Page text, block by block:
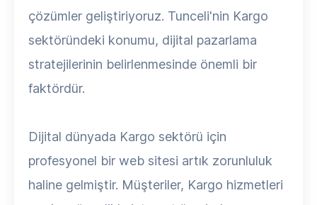
çözümler geliştiriyoruz. Tunceli'nin Kargo
sektöründeki konumu, dijital pazarlama
stratejilerinin belirlenmesinde önemli bir
faktördür.
Dijital dünyada Kargo sektörü için
profesyonel bir web sitesi artık zorunluluk
haline gelmiştir. Müşteriler, Kargo hizmetleri